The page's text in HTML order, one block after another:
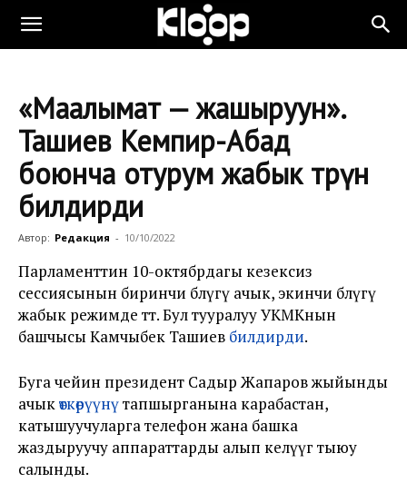
«Маалымат — жашыруун».
Ташиев Кемпир-Абад
боюнча отурум жабык өтөрүн
билдирди
Автор: Редакция - 10/10/2022
Парламенттин 10-октябрдагы кезексиз
сессиясынын биринчи бөлүгү ачык, экинчи бөлүгү
жабык режимде өтөт. Бул тууралуу УКМКнын
башчысы Камчыбек Ташиев билдирди.
Буга чейин президент Садыр Жапаров жыйынды
ачыкөткөрүүнүтапшырганына карабастан,
катышуучуларга телефон жана башка
жаздыруучу аппараттарды алып келүүгө тыюу
салынды.